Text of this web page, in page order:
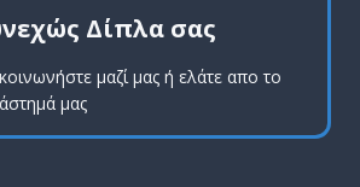
Δίπλα σας
μαζί μας ή ελάτε απο το
μας